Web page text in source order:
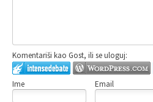
Komentariši kao Gost, ili se uloguj:
Ime Email